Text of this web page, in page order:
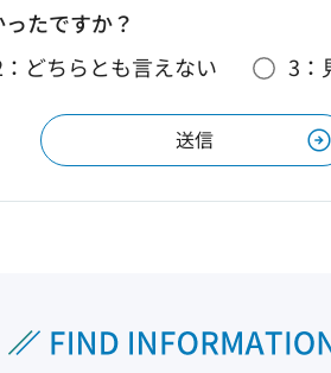
たですか？
どちらとも言えない 3：